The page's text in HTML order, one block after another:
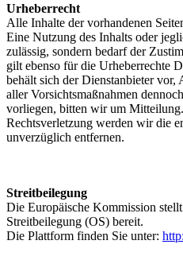
Urheberrecht
Alle Inhalte der vorhandenen
Eine Nutzung des Inhalts oder
zulässig, sondern bedarf der
gilt ebenso für die Urheberrechte
behält sich der Dienstanbieter vor,
aller Vorsichtsmaßnahmen
vorliegen, bitten wir um
Rechtsverletzung werden wir die
unverzüglich entfernen.
Streitbeilegung
Die Europäische Kommission
Streitbeilegung (OS) bereit.
Die Plattform finden Sie unter: